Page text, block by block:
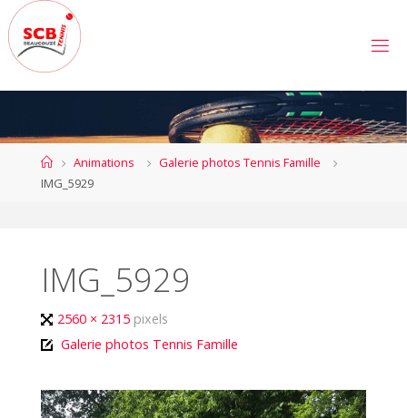
Skip
to
content
C B
UC
OU
N
N
IS
HomeAnimations
Galerie photos Tennis Famille
IMG_5929
IMG_5929
Full
size
2560 × 2315 pixels
Galerie photos Tennis Famille